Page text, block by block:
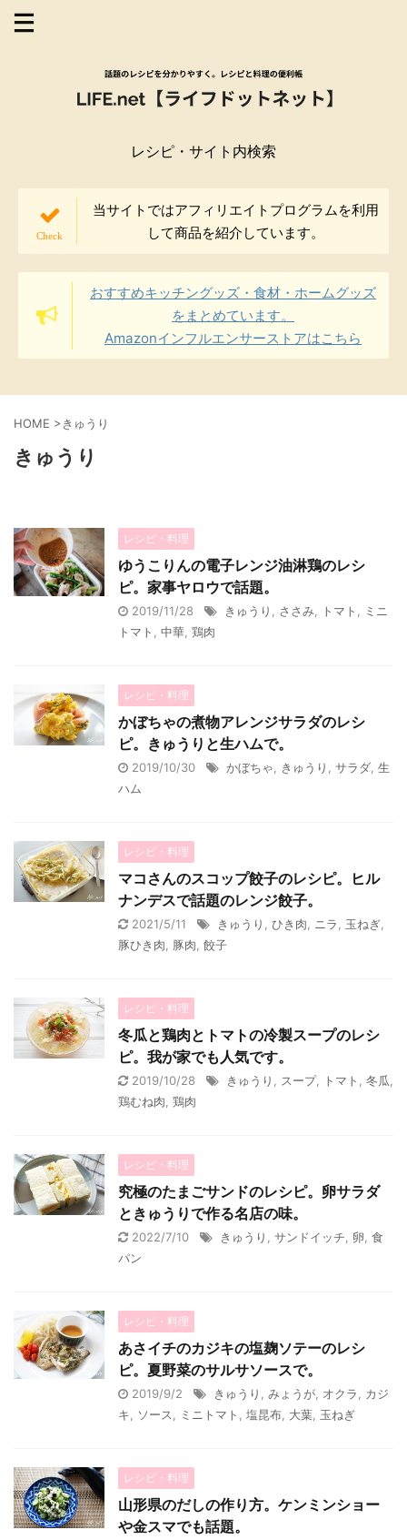
レシピ・サイト内検索
当サイトではアフィリエイトプログラムを利用
して商品を紹介しています。
おすすめキッチングッズ・食材・ホームグッズ
をまとめています。
Amazonインフルエンサーストアはこちら
HOME >きゅうり
きゅうり
レシピ・料理
ゆうこりんの電子レンジ油淋鶏のレシ
ピ。家事ヤロウで話題。
2019/11/28 きゅうり ささみ トマト
ミニ
トマト
中華 鶏肉
レシピ・料理
かぼちゃの煮物アレンジサラダのレシ
ピ。きゅうりと生ハムで。
2019/10/30 かぼちゃ きゅうり サラダ 生
ハム
レシピ・料理
マコさんのスコップ餃子のレシピ。ヒル
ナンデスで話題のレンジ餃子。
2021/5/11 きゅうり ひき肉 ニラ 玉ねぎ
豚ひき肉
豚肉 餃子
レシピ・料理
冬瓜と鶏肉とトマトの冷製スープのレシ
ピ。我が家でも人気です。
2019/10/28 きゅうり スープ, トマト 冬瓜
鶏むね肉 鶏肉
レシピ・料理
究極のたまごサンドのレシピ。卵サラダ
ときゅうりで作る名店の味。
2022/7/10 きゅうり サンドイッチ 卵 食
パン
レシピ・料理
あさイチのカジキの塩麹ソテーのレシ
ピ。夏野菜のサルサソースで。
2019/9/2 きゅうり みょうが オクラ
カジ
キ
ソース ミニトマト 塩昆布 大葉 玉ねぎ
レシピ・料理
山形県のだしの作り方。ケンミンショー
や金スマでも話題。